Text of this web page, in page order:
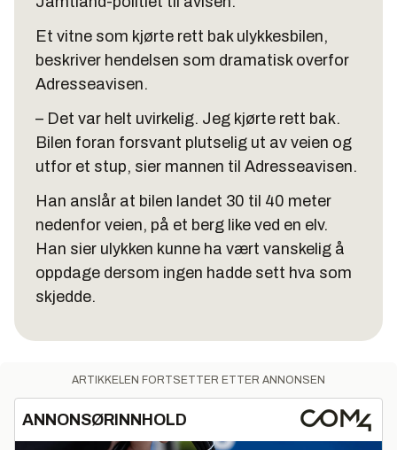
Et vitne som kjørte rett bak ulykkesbilen,
beskriver hendelsen som dramatisk overfor
Adresseavisen.
– Det var helt uvirkelig. Jeg kjørte rett bak.
Bilen foran forsvant plutselig ut av veien og
utfor et stup, sier mannen til Adresseavisen.
Han anslår at bilen landet 30 til 40 meter
nedenfor veien, på et berg like ved en elv.
Han sier ulykken kunne ha vært vanskelig å
oppdage dersom ingen hadde sett hva som
skjedde.
ARTIKKELEN FORTSETTER ETTER ANNONSEN
ANNONSØRINNHOLD